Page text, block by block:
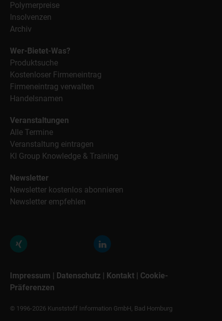
Polymerpreise
Insolvenzen
Archiv
Wer-Bietet-Was?
Produktsuche
Kostenloser Firmeneintrag
Firmeneintrag verwalten
Handelsnamen
Veranstaltungen
Alle Termine
Veranstaltung eintragen
KI Group Knowledge & Training
Newsletter
Newsletter kostenlos abonnieren
Newsletter empfehlen
Impressum | Datenschutz | Kontakt | Cookie-
Präferenzen
© 1996-2026 Kunststoff Information GmbH, Bad Homburg